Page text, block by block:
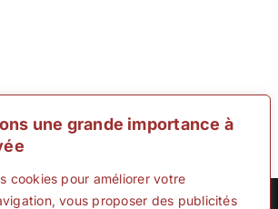
une grande importance à
cookies pour améliorer votre
vous proposer des publicités